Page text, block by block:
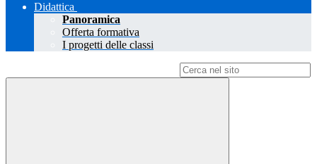
Didattica
Panoramica
Offerta formativa
I progetti delle classi